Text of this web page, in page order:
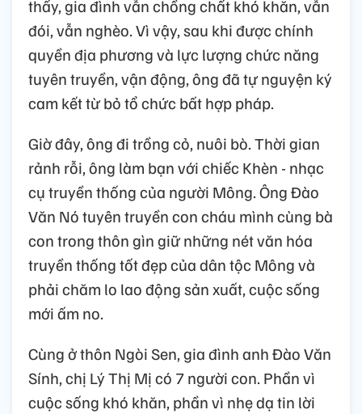
thấy, gia đình vẫn chồng chất khó khăn, vẫn
đói, vẫn nghèo. Vì vậy, sau khi được chính
quyền địa phương và lực lượng chức năng
tuyên truyền, vận động, ông đã tự nguyện ký
cam kết từ bỏ tổ chức bất hợp pháp.
Giờ đây, ông đi trồng cỏ, nuôi bò. Thời gian
rảnh rỗi, ông làm bạn với chiếc Khèn - nhạc
cụ truyền thống của người Mông. Ông Đào
Văn Nó tuyên truyền con cháu mình cùng bà
con trong thôn gìn giữ những nét văn hóa
truyền thống tốt đẹp của dân tộc Mông và
phải chăm lo lao động sản xuất, cuộc sống
mới ấm no.
Cùng ở thôn Ngòi Sen, gia đình anh Đào Văn
Sính, chị Lý Thị Mị có 7 người con. Phần vì
cuộc sống khó khăn, phần vì nhẹ dạ tin lời